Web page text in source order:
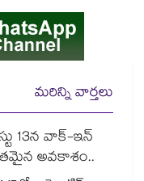
మరిన్ని వార్తలు
13న వాక్-ఇన్
అవకాశం..